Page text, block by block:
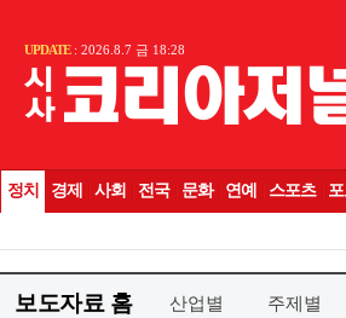
보도자료 홈 산업별 주제별